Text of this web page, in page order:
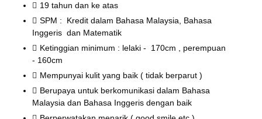
19 tahun dan ke atas
SPM : Kredit dalam Bahasa Malaysia, Bahasa
Inggeris dan Matematik
Ketinggian minimum : lelaki - 170cm , perempuan
- 160cm
Mempunyai kulit yang baik ( tidak berparut )
Berupaya untuk berkomunikasi dalam Bahasa
Malaysia dan Bahasa Inggeris dengan baik